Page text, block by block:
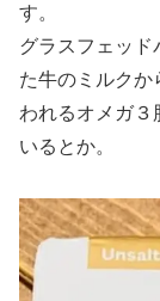
す。
グラスフェッド
た牛のミルクか
われるオメガ３
いるとか。